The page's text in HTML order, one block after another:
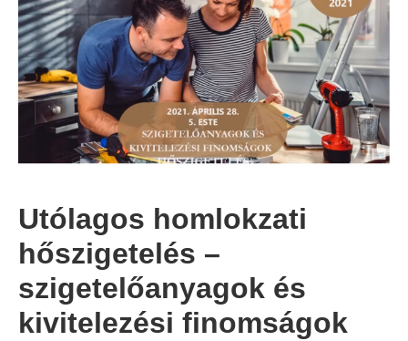
Utólagos homlokzati
hőszigetelés –
szigetelőanyagok és
kivitelezési finomságok